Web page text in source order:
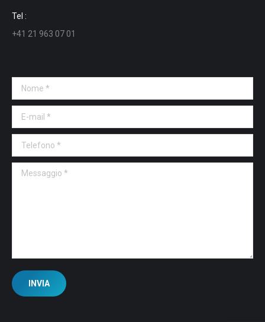
window
Tel :
+41 21 963 07 01
Nome *
E-mail *
Telefono *
Messaggio *
INVIA